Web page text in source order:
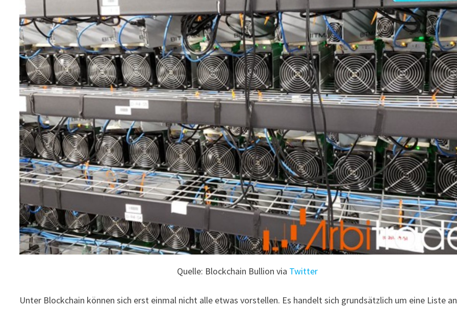
Quelle: Blockchain Bullion via Twitter
Unter Blockchain können sich erst einmal nicht alle etwas vorstellen. Es handelt sich grundsätzlich um eine Liste an